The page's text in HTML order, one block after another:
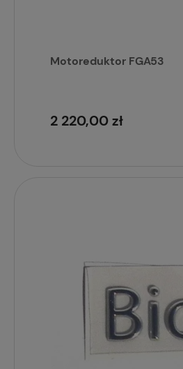
Motoreduktor FGA53
2 220,00 zł